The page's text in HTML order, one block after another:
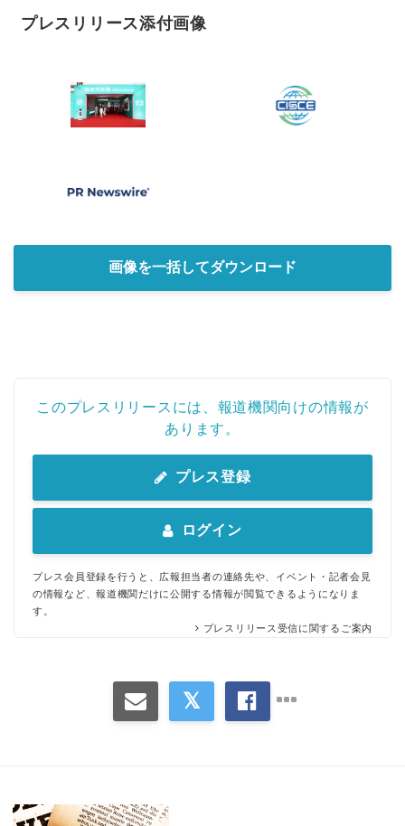
プレスリリース添付画像
画像を一括してダウンロード
このプレスリリースには、報道機関向けの情報が
あります。
プレス登録
ログイン
プレス会員登録を行うと、広報担当者の連絡先や、イベント・記者会見
の情報など、報道機関だけに公開する情報が閲覧できるようになりま
す。
プレスリリース受信に関するご案内